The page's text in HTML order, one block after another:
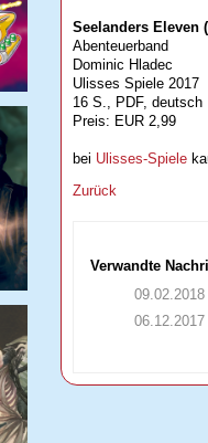
Seelanders Eleven
Abenteuerband
Dominic Hladec
Ulisses Spiele 2017
16 S., PDF, deutsch
Preis: EUR 2,99
bei Ulisses-Spiele
Zurück
Verwandte
09.02.2018
06.12.2017